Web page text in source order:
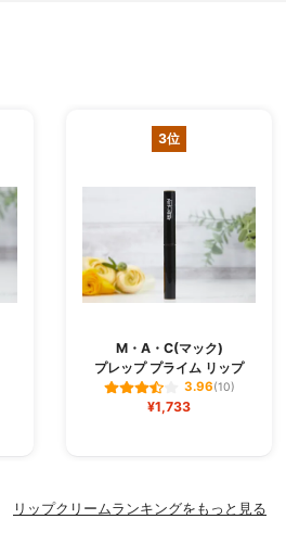
3位
M・A・C(マック)
プレップ プライム リップ
3.96(10)
¥1,733
リップクリームランキングをもっと見る